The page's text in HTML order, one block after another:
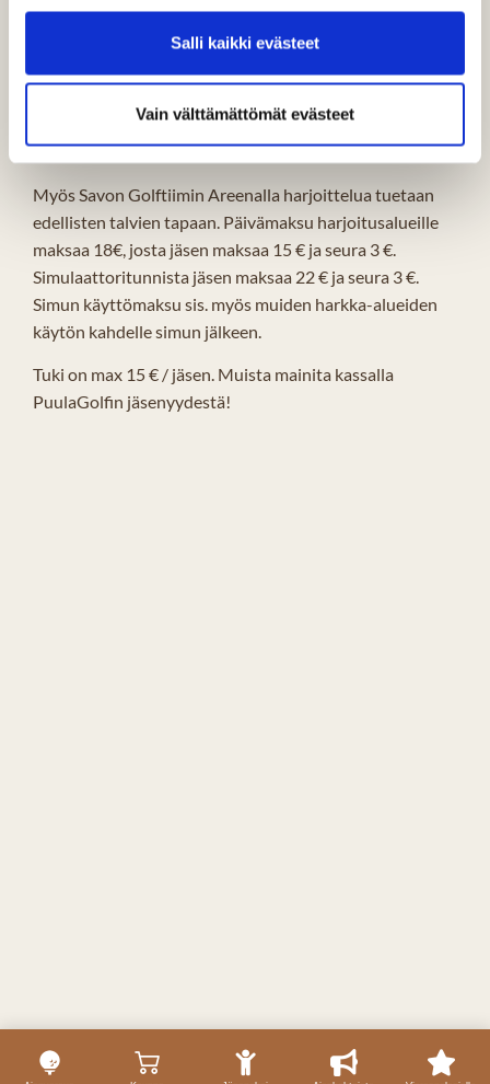
Salli kaikki evästeet
Vain välttämättömät evästeet
Myös Savon Golftiimin Areenalla harjoittelua tuetaan
edellisten talvien tapaan. Päivämaksu harjoitusalueille
maksaa 18€, josta jäsen maksaa 15 € ja seura 3 €.
Simulaattoritunnista jäsen maksaa 22 € ja seura 3 €.
Simun käyttömaksu sis. myös muiden harkka-alueiden
käytön kahdelle simun jälkeen.
Tuki on max 15 € / jäsen. Muista mainita kassalla
PuulaGolfin jäsenyydestä!